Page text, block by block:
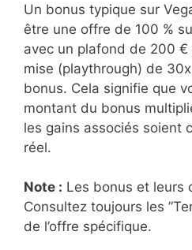
Un bonus typique sur
être une offre de 100 %
avec un plafond de 200
mise (playthrough) de
bonus. Cela signifie que
montant du bonus
les gains associés soient
réel.
Note : Les bonus et leurs
Consultez toujours les
de l’offre spécifique.